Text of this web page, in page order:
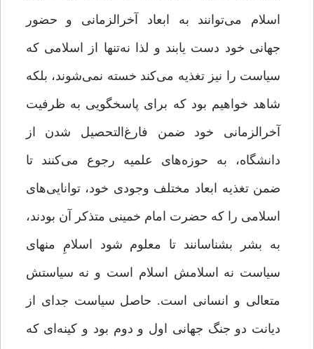
اسلام می‌توانند به ابعاد آخرالزمانی و حضور
جهانی خود دست یابند و لذا نه‌تنها از اسلامی که
سیاست را نیز تغذیه می‌کند خسته نمی‌شوند، بلکه
شاهد خواهیم بود که برای پاسخگویی به ظرفیت
آخرالزمانی خود ضمن فارغ‌التحصیل شدن از
دانشگاه، به حوزه‌های علمیه رجوع می‌کنند تا
ضمن تغذیه ابعاد مختلف وجودی خود، توانایی‌های
اسلامی را که حضرت امام خمینی متذکر آن بودند،
به بشر بشناسانند تا معلوم شود اسلامِ منهای
سیاست نه اسلامش اسلام است و نه سیاستش
متعالی و انسانی است. حاصل سیاست جدای از
دیانت دو جنگ جهانی اول و دوم ‌بود و کینه‌ای که